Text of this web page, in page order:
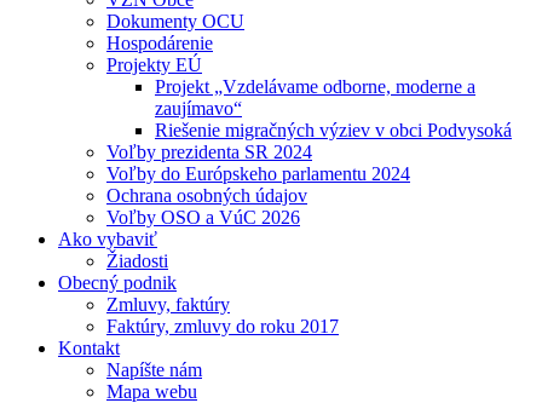
Dokumenty OCU
Hospodárenie
Projekty EÚ
Projekt „Vzdelávame odborne, moderne a
zaujímavo“
Riešenie migračných výziev v obci Podvysoká
Voľby prezidenta SR 2024
Voľby do Európskeho parlamentu 2024
Ochrana osobných údajov
Voľby OSO a VúC 2026
Ako vybaviť
Žiadosti
Obecný podnik
Zmluvy, faktúry
Faktúry, zmluvy do roku 2017
Kontakt
Napíšte nám
Mapa webu